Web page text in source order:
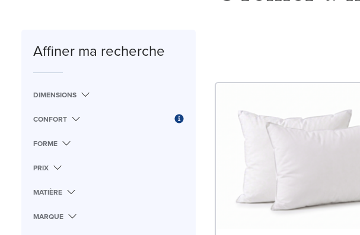
Affiner ma recherche
DIMENSIONS
CONFORT
FORME
PRIX
MATIÈRE
MARQUE